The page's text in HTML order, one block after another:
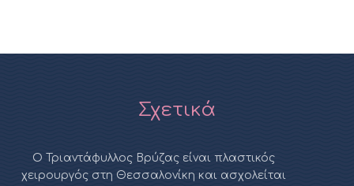
Σχετικά
Ο Τριαντάφυλλος Βρύζας είναι πλαστικός
χειρουργός στη Θεσσαλονίκη και ασχολείται